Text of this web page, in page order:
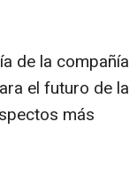
de la compañía
el futuro de la
más